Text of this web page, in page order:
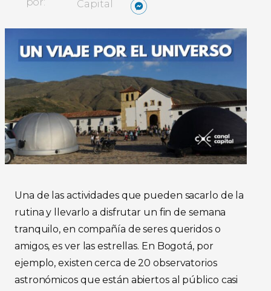
Capital
Una de las actividades que pueden sacarlo de la
rutina y llevarlo a disfrutar un fin de semana
tranquilo, en compañía de seres queridos o
amigos, es ver las estrellas. En Bogotá, por
ejemplo, existen cerca de 20 observatorios
astronómicos que están abiertos al público casi